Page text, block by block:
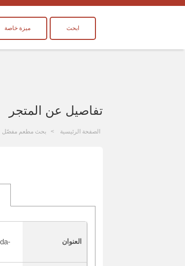
ميزة خاصة ابحث
تفاصيل عن المتجر
الصفحة الرئيسية بحث مطعم مفصّل
العنوان